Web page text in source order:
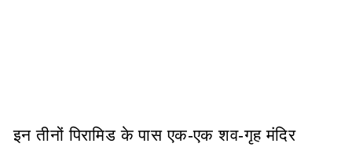
इन तीनों पिरामिड के पास एक-एक शव-गृह मंदिर